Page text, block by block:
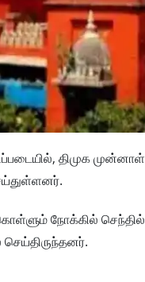
திமுக முன்னாள்
நோக்கில் செந்தில்